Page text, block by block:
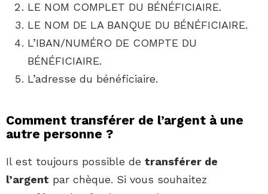
LE NOM COMPLET DU BÉNÉFICIAIRE.
LE NOM DE LA BANQUE DU BÉNÉFICIAIRE.
L’IBAN/NUMÉRO DE COMPTE DU
BÉNÉFICIAIRE.
L’adresse du bénéficiaire.
Comment transférer de l’argent à une
autre personne ?
Il est toujours possible de transférer de
l’argent par chèque. Si vous souhaitez